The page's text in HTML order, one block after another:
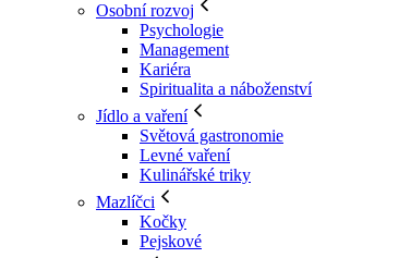
Osobní rozvoj
Psychologie
Management
Kariéra
Spiritualita a náboženství
Jídlo a vaření
Světová gastronomie
Levné vaření
Kulinářské triky
Mazlíčci
Kočky
Pejskové